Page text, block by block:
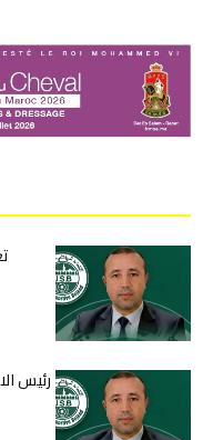
رئيس